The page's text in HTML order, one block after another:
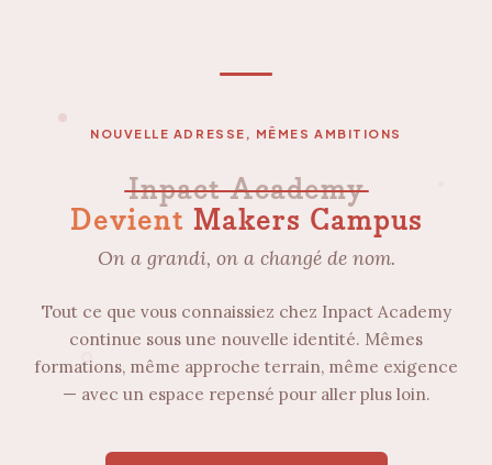
NOUVELLE ADRESSE, MÊMES AMBITIONS
Inpact Academy
Devient Makers Campus
On a grandi, on a changé de nom.
Tout ce que vous connaissiez chez Inpact Academy
continue sous une nouvelle identité. Mêmes
formations, même approche terrain, même exigence
— avec un espace repensé pour aller plus loin.